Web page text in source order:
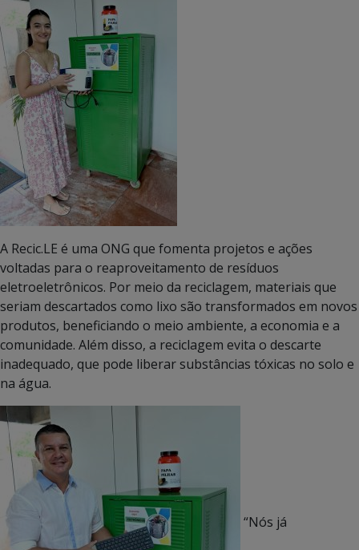
A Recic.LE é uma ONG que fomenta projetos e ações
voltadas para o reaproveitamento de resíduos
eletroeletrônicos. Por meio da reciclagem, materiais que
seriam descartados como lixo são transformados em novos
produtos, beneficiando o meio ambiente, a economia e a
comunidade. Além disso, a reciclagem evita o descarte
inadequado, que pode liberar substâncias tóxicas no solo e
na água.
“Nós já